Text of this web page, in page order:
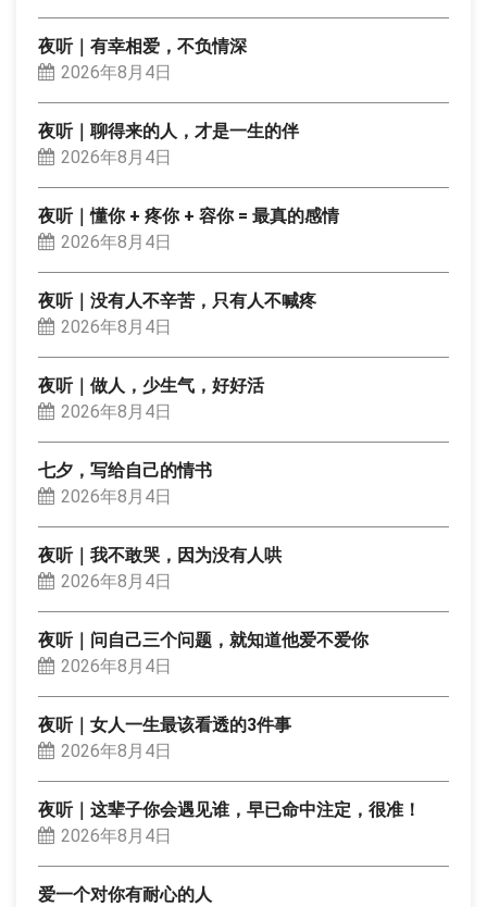
夜听｜有幸相爱，不负情深
2026年8月4日
夜听｜聊得来的人，才是一生的伴
2026年8月4日
夜听｜懂你 + 疼你 + 容你 = 最真的感情
2026年8月4日
夜听｜没有人不辛苦，只有人不喊疼
2026年8月4日
夜听｜做人，少生气，好好活
2026年8月4日
七夕，写给自己的情书
2026年8月4日
夜听｜我不敢哭，因为没有人哄
2026年8月4日
夜听｜问自己三个问题，就知道他爱不爱你
2026年8月4日
夜听｜女人一生最该看透的3件事
2026年8月4日
夜听｜这辈子你会遇见谁，早已命中注定，很准！
2026年8月4日
爱一个对你有耐心的人